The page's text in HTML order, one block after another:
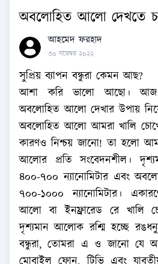
অবলোহিত আলো দেখতে
আহমেদ ফরহাদ
৩০ নভেম্বর ২০২২
সুপ্রিয় ব্যাপন বন্ধুরা কেমন আছ?
আশা করি ভালো আছো। আজ
অবলোহিত আলো দেখার উপায়
অবলোহিত আলো আমরা খালি
কারণও নিশ্চয় জানো! তা হলো
আলোর প্রতি সংবেদনশীল।
৪০০-৭০০ ন্যানোমিটার এবং
৭০০-১০০০ ন্যানোমিটার।
আলো বা ইনফ্রারেড রে খালি
দৃশ্যমান আলোক রশ্মি হচ্ছে
বন্ধুরা, তোমরা এ ও জানো যে